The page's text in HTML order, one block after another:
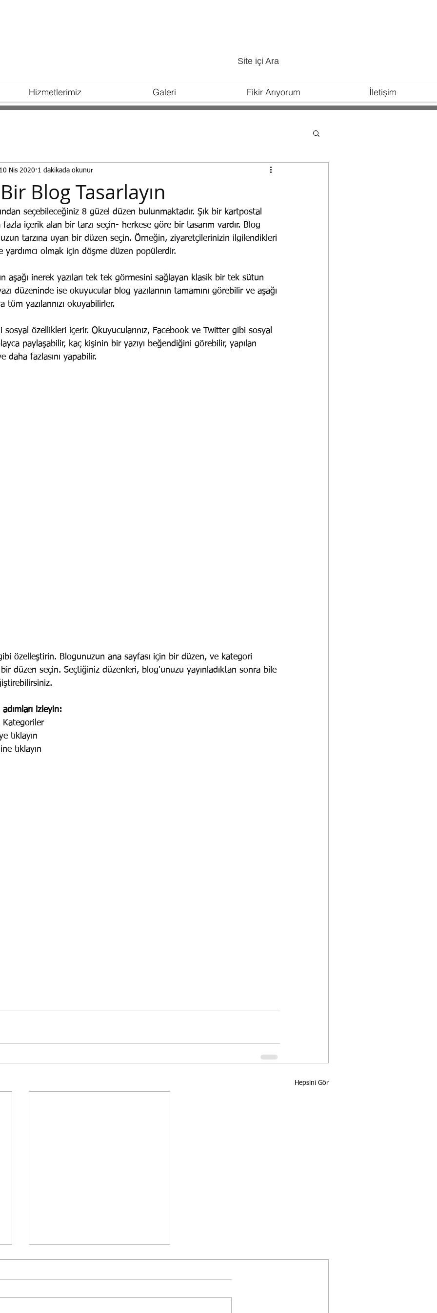
Site içi Ara
Hizmetlerimiz Galeri Fikir Arıyorum İletişim
Blog Tasarlayın
10 Nis 2020 1 dakikada okunur
seçebileceğiniz 8 güzel düzen bulunmaktadır. Şık bir kartpostal
içerik alan bir tarzı seçin- herkese göre bir tasarım vardır. Blog
tarzına uyan bir düzen seçin. Örneğin, ziyaretçilerinizin ilgilendikleri
yardımcı olmak için döşme düzen popülerdir.
aşağı inerek yazıları tek tek görmesini sağlayan klasik bir tek sütun
düzeninde ise okuyucular blog yazılarının tamamını görebilir ve aşağı
tüm yazılarınızı okuyabilirler.
özellikleri içerir. Okuyucularınız, Facebook ve Twitter gibi sosyal
paylaşabilir, kaç kişinin bir yazıyı beğendiğini görebilir, yapılan
daha fazlasını yapabilir.
özelleştirin. Blogunuzun ana sayfası için bir düzen, ve kategori
bir düzen seçin. Seçtiğiniz düzenleri, blog'unuzu yayınladıktan sonra bile
izleyin:
Kategoriler
tıklayın
tıklayın
Hepsini Gör